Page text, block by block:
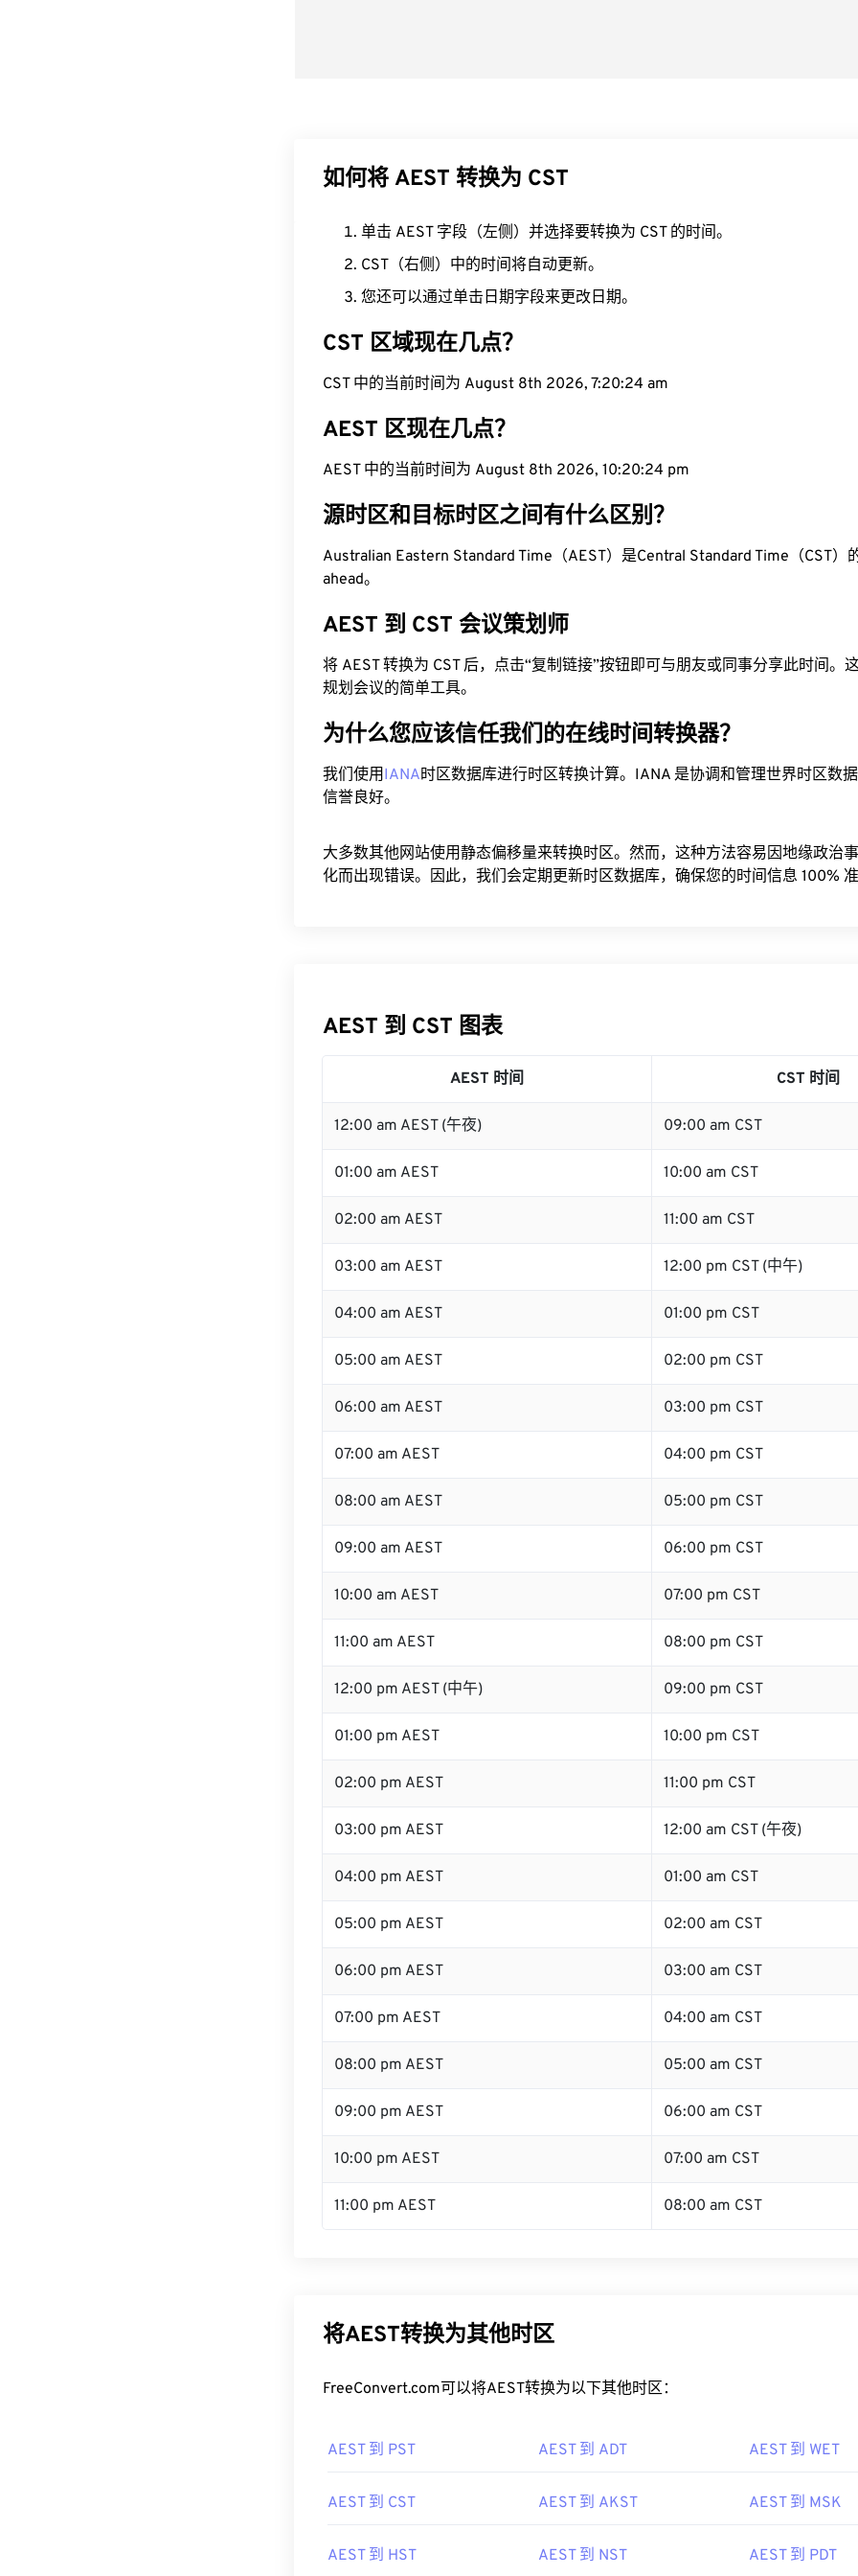
如何将 AEST 转换为 CST
单击 AEST 字段（左侧）并选择要转换为 CST 的时间。
CST（右侧）中的时间将自动更新。
您还可以通过单击日期字段来更改日期。
CST 区域现在几点？
CST 中的当前时间为 August 8th 2026, 7:20:25 am
AEST 区现在几点？
AEST 中的当前时间为 August 8th 2026, 10:20:25 pm
源时区和目标时区之间有什么区别？
Australian Eastern Standard Time（AEST）是Central Standard Time（CST）
ahead。
AEST 到 CST 会议策划师
将 AEST 转换为 CST 后，点击“复制链接”按钮即可与朋友或同事分享此时间。
规划会议的简单工具。
为什么您应该信任我们的在线时间转换器？
我们使用IANA时区数据库进行时区转换计算。IANA 是协调和管理世界时区数
信誉良好。
大多数其他网站使用静态偏移量来转换时区。然而，这种方法容易因地缘政治
化而出现错误。因此，我们会定期更新时区数据库，确保您的时间信息 100%
AEST 到 CST 图表
AEST 时间 CST 时间
12:00 am AEST (午夜) 09:00 am CST
01:00 am AEST 10:00 am CST
02:00 am AEST 11:00 am CST
03:00 am AEST 12:00 pm CST (中午)
04:00 am AEST 01:00 pm CST
05:00 am AEST 02:00 pm CST
06:00 am AEST 03:00 pm CST
07:00 am AEST 04:00 pm CST
08:00 am AEST 05:00 pm CST
09:00 am AEST 06:00 pm CST
10:00 am AEST 07:00 pm CST
11:00 am AEST 08:00 pm CST
12:00 pm AEST (中午) 09:00 pm CST
01:00 pm AEST 10:00 pm CST
02:00 pm AEST 11:00 pm CST
03:00 pm AEST 12:00 am CST (午夜)
04:00 pm AEST 01:00 am CST
05:00 pm AEST 02:00 am CST
06:00 pm AEST 03:00 am CST
07:00 pm AEST 04:00 am CST
08:00 pm AEST 05:00 am CST
09:00 pm AEST 06:00 am CST
10:00 pm AEST 07:00 am CST
11:00 pm AEST 08:00 am CST
将AEST转换为其他时区
FreeConvert.com可以将AEST转换为以下其他时区：
AEST 到 PST AEST 到 ADT AEST 到 WET
AEST 到 CST AEST 到 AKST AEST 到 MSK
AEST 到 HST AEST 到 NST AEST 到 PDT